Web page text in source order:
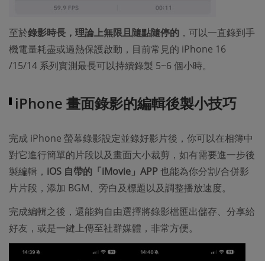
至於錄影時長，理論上無限且隨點隨停的 ，可以一直錄到手
機電量耗盡或過熱保護啟動，目前常見的 iPhone 16
/15/14 系列實測最長可以持續錄製 5~6 個小時。
iPhone 畫面錄影的編輯後製小技巧
完成 iPhone 螢幕錄影設定並錄好影片後，你可以在相簿中
對它進行簡單的片段以及畫面大小裁剪，如有需要進一步後
製編輯， iOS 自帶的「iMovie」APP也能為你分割/合併影
片片段，添加 BGM、旁白及標題以及調整播放速度。
完成編輯之後，還能夠自由選擇將錄影檔匯出儲存、分享給
好友，或是一鍵上傳至社群媒體，非常方便。